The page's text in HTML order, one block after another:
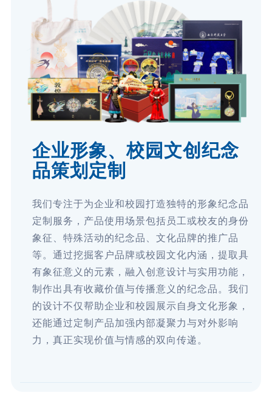
企业形象、校园文创纪念
品策划定制
我们专注于为企业和校园打造独特的形象纪念品
定制服务，产品使用场景包括员工或校友的身份
象征、特殊活动的纪念品、文化品牌的推广品
等。通过挖掘客户品牌或校园文化内涵，提取具
有象征意义的元素，融入创意设计与实用功能，
制作出具有收藏价值与传播意义的纪念品。我们
的设计不仅帮助企业和校园展示自身文化形象，
还能通过定制产品加强内部凝聚力与对外影响
力，真正实现价值与情感的双向传递。